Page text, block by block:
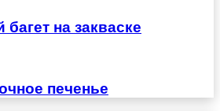
на закваске
печенье